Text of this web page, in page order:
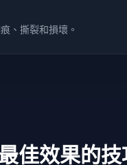
、撕裂和損壞。
佳效果的技